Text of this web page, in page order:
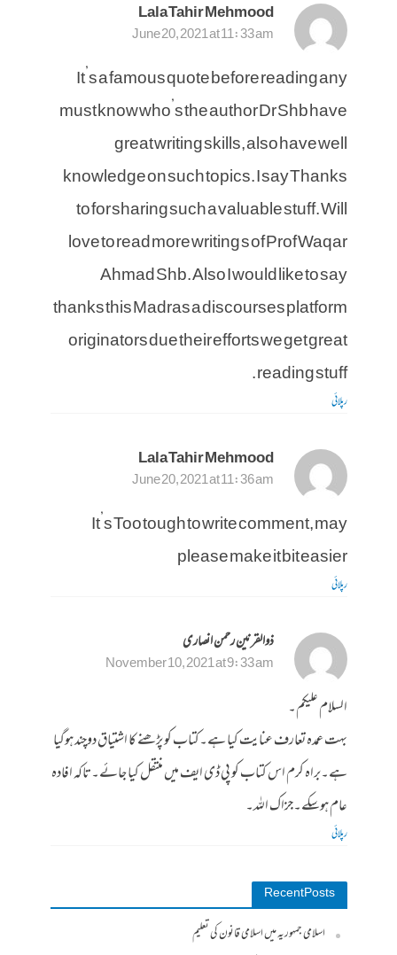
Lala Tahir Mehmood
June 20, 2021 at 11:33 am
It’s a famous quote before reading any
must know who’s the author Dr Shb have
great writing skills, also have well
knowledge on such topics. I say Thanks
to for sharing such a valuable stuff. Will
love to read more writing s of Prof Waqar
Ahmad Shb. Also I would like to say
thanks this Madras a discourses platform
originators due their efforts we get great
reading stuff .
رپلائی
Lala Tahir Mehmood
June 20, 2021 at 11:36 am
It’s Too tough to write comment, may
please make it bit easier
رپلائی
ذوالقرنین رحمن انصاری
November 10, 2021 at 9:33 am
السلام علیکم۔
بہت عمدہ تعارف عنایت کیا ہے۔کتاب کو پڑھنے کا اشتیاق دوچند ہوگیا
ہے۔براہ کرم اس کتاب کو پی ڈی ایف میں منتقل کیا جائے۔تاکہ افادہ
عام ہوسکے۔جزاک اللہ۔
رپلائی
Recent Posts
اسلامی جمہوریہ میں اسلامی قانون کی تعلیم